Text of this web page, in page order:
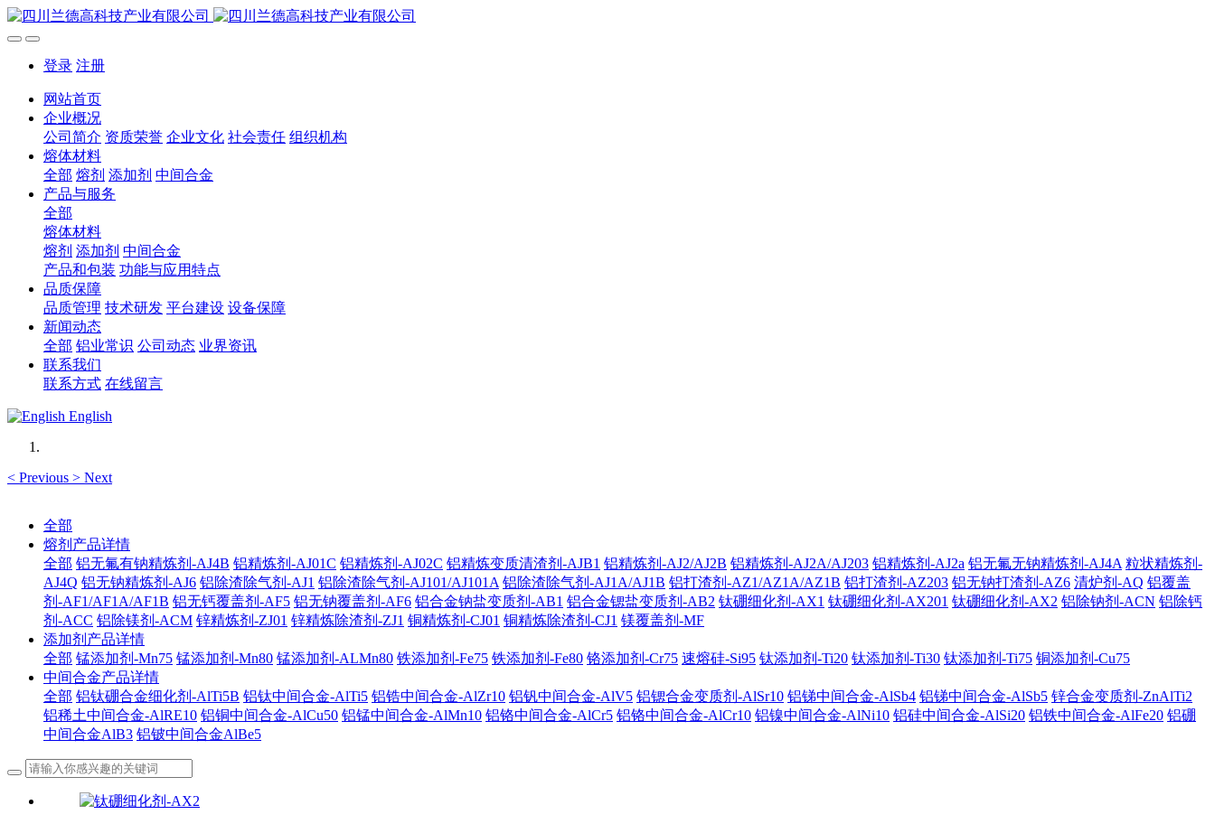
登录 注册
网站首页
企业概况
公司简介 资质荣誉 企业文化 社会责任 组织机构
熔体材料
全部 熔剂 添加剂 中间合金
产品与服务
全部
熔体材料
熔剂 添加剂 中间合金
产品和包装 功能与应用特点
品质保障
品质管理 技术研发 平台建设 设备保障
新闻动态
全部 铝业常识 公司动态 业界资讯
联系我们
联系方式 在线留言
English
< Previous > Next
全部
熔剂产品详情
全部 铝无氟有钠精炼剂-AJ4B 铝精炼剂-AJ01C 铝精炼剂-AJ02C 铝精炼变质清渣剂-AJB1 铝精炼剂-AJ2/AJ2B 铝精炼剂-AJ2A/AJ203 铝精炼剂-AJ2a 铝无氟无钠精炼剂-AJ4A 粒状精炼剂-
AJ4Q 铝无钠精炼剂-AJ6 铝除渣除气剂-AJ1 铝除渣除气剂-AJ101/AJ101A 铝除渣除气剂-AJ1A/AJ1B 铝打渣剂-AZ1/AZ1A/AZ1B 铝打渣剂-AZ203 铝无钠打渣剂-AZ6 清炉剂-AQ 铝覆盖
剂-AF1/AF1A/AF1B 铝无钙覆盖剂-AF5 铝无钠覆盖剂-AF6 铝合金钠盐变质剂-AB1 铝合金锶盐变质剂-AB2 钛硼细化剂-AX1 钛硼细化剂-AX201 钛硼细化剂-AX2 铝除钠剂-ACN 铝除钙
剂-ACC 铝除镁剂-ACM 锌精炼剂-ZJ01 锌精炼除渣剂-ZJ1 铜精炼剂-CJ01 铜精炼除渣剂-CJ1 镁覆盖剂-MF
添加剂产品详情
全部 锰添加剂-Mn75 锰添加剂-Mn80 锰添加剂-ALMn80 铁添加剂-Fe75 铁添加剂-Fe80 铬添加剂-Cr75 速熔硅-Si95 钛添加剂-Ti20 钛添加剂-Ti30 钛添加剂-Ti75 铜添加剂-Cu75
中间合金产品详情
全部 铝钛硼合金细化剂-AlTi5B 铝钛中间合金-AlTi5 铝锆中间合金-AlZr10 铝钒中间合金-AlV5 铝锶合金变质剂-AlSr10 铝锑中间合金-AlSb4 铝锑中间合金-AlSb5 锌合金变质剂-ZnAlTi2
铝稀土中间合金-AlRE10 铝铜中间合金-AlCu50 铝锰中间合金-AlMn10 铝铬中间合金-AlCr5 铝铬中间合金-AlCr10 铝镍中间合金-AlNi10 铝硅中间合金-AlSi20 铝铁中间合金-AlFe20 铝硼
中间合金AlB3 铝铍中间合金AlBe5